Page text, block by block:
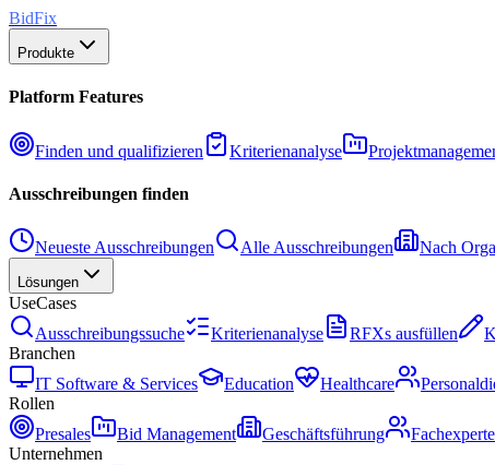
BidFix
Produkte
Platform Features
Finden und qualifizieren Kriterienanalyse
Ausschreibungen finden
Neueste Ausschreibungen Alle Ausschreibungen Nach
Lösungen
UseCases
Ausschreibungssuche
Kriterienanalyse RFXs ausfüllen
Branchen
IT Software & Services
Education Healthcare
Rollen
Presales
Bid Management Geschäftsführung
Unternehmen